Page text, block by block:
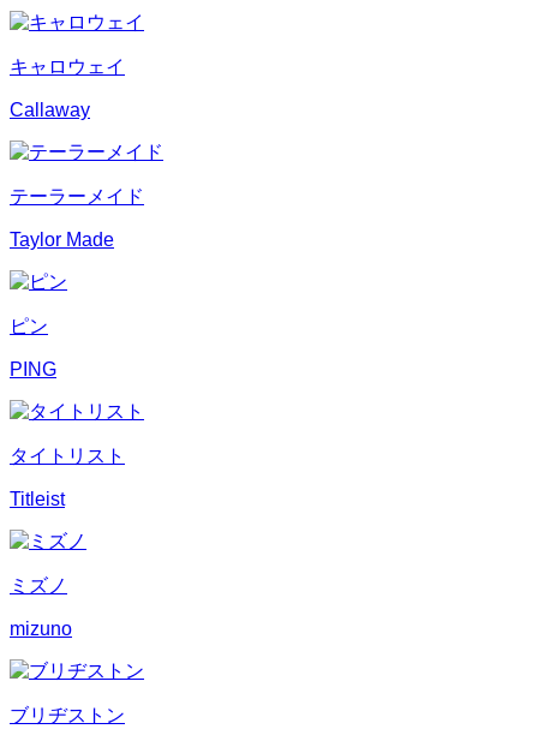
キャロウェイ
Callaway
テーラーメイド
Taylor Made
ピン
PING
タイトリスト
Titleist
ミズノ
mizuno
ブリヂストン